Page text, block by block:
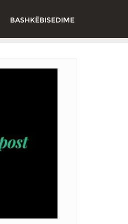
BASHKËBISEDIME